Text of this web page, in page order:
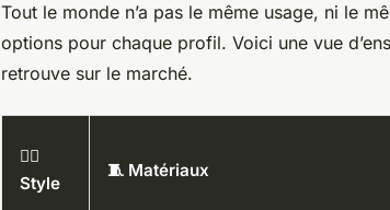
Tout le monde n’a pas le même usage, ni le
options pour chaque profil. Voici une vue
retrouve sur le marché.
🧍‍♂️
Style
🧵 Matériaux